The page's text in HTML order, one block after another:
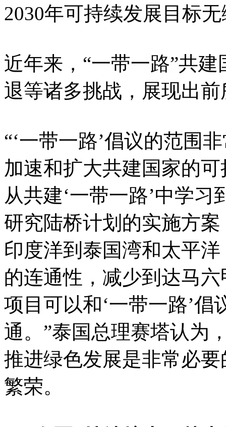
2030年可持续发展目标
近年来，“一带一路”共
退等诸多挑战，展现出
“‘一带一路’倡议的范围
加速和扩大共建国家的
从共建‘一带一路’中学
研究陆桥计划的实施方
印度洋到泰国湾和太平
的连通性，减少到达马
项目可以和‘一带一路’
通。”泰国总理赛塔认为
推进绿色发展是非常必
繁荣。